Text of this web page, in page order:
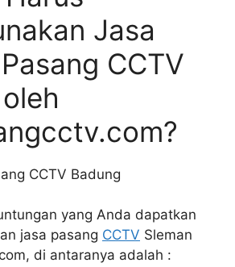
Jasa
CCTV
yang Anda dapatkan
jasa pasang CCTV Sleman
di antaranya adalah :